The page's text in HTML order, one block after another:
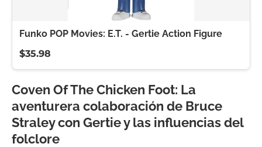
Funko POP Movies: E.T. - Gertie Action Figure
$35.98
Coven Of The Chicken Foot: La
aventurera colaboración de Bruce
Straley con Gertie y las influencias del
folclore